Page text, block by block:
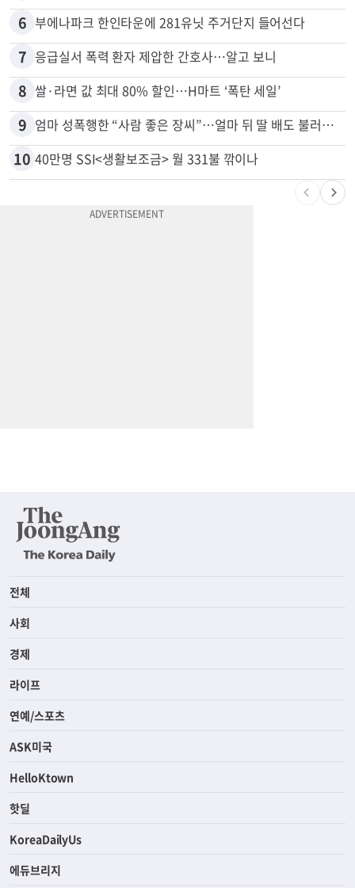
6 부에나파크 한인타운에 281유닛 주거단지 들어선다
7 응급실서 폭력 환자 제압한 간호사…알고 보니
8 쌀·라면 값 최대 80% 할인…H마트 ‘폭탄 세일’
9 엄마 성폭행한 “사람 좋은 장씨”…얼마 뒤 딸 배도 불러왔다
10 40만명 SSI<생활보조금> 월 331불 깎이나
전체
사회
경제
라이프
연예/스포츠
ASK미국
HelloKtown
핫딜
KoreaDailyUs
에듀브리지